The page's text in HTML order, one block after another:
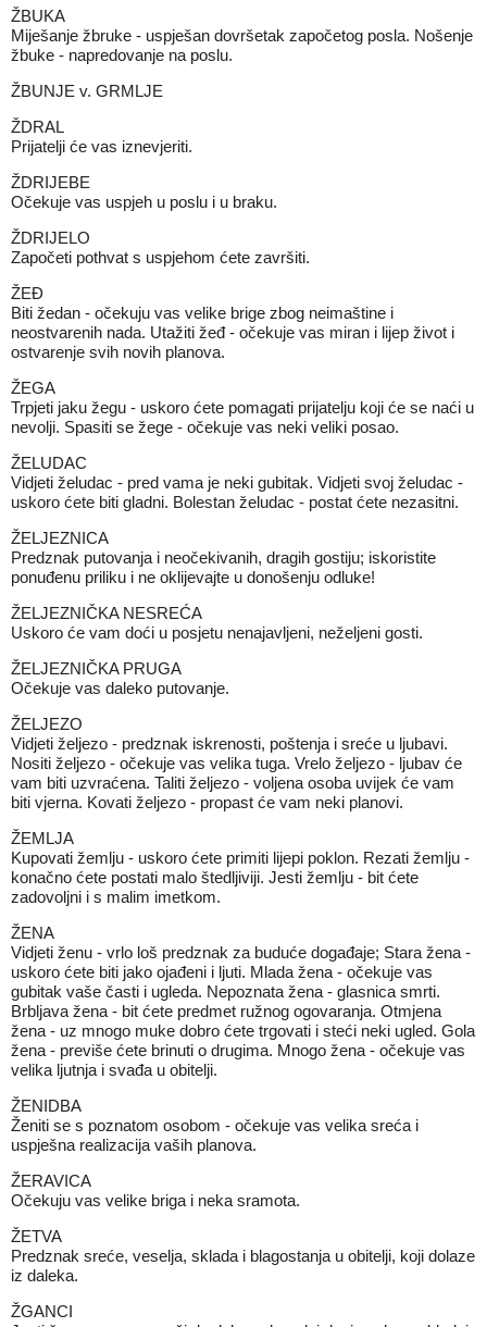
ŽBUKA
Miješanje žbruke - uspješan dovršetak započetog posla. Nošenje
žbuke - napredovanje na poslu.
ŽBUNJE v. GRMLJE
ŽDRAL
Prijatelji će vas iznevjeriti.
ŽDRIJEBE
Očekuje vas uspjeh u poslu i u braku.
ŽDRIJELO
Započeti pothvat s uspjehom ćete završiti.
ŽEĐ
Biti žedan - očekuju vas velike brige zbog neimaštine i
neostvarenih nada. Utažiti žeđ - očekuje vas miran i lijep život i
ostvarenje svih novih planova.
ŽEGA
Trpjeti jaku žegu - uskoro ćete pomagati prijatelju koji će se naći u
nevolji. Spasiti se žege - očekuje vas neki veliki posao.
ŽELUDAC
Vidjeti želudac - pred vama je neki gubitak. Vidjeti svoj želudac -
uskoro ćete biti gladni. Bolestan želudac - postat ćete nezasitni.
ŽELJEZNICA
Predznak putovanja i neočekivanih, dragih gostiju; iskoristite
ponuđenu priliku i ne oklijevajte u donošenju odluke!
ŽELJEZNIČKA NESREĆA
Uskoro će vam doći u posjetu nenajavljeni, neželjeni gosti.
ŽELJEZNIČKA PRUGA
Očekuje vas daleko putovanje.
ŽELJEZO
Vidjeti željezo - predznak iskrenosti, poštenja i sreće u ljubavi.
Nositi željezo - očekuje vas velika tuga. Vrelo željezo - ljubav će
vam biti uzvraćena. Taliti željezo - voljena osoba uvijek će vam
biti vjerna. Kovati željezo - propast će vam neki planovi.
ŽEMLJA
Kupovati žemlju - uskoro ćete primiti lijepi poklon. Rezati žemlju -
konačno ćete postati malo štedljiviji. Jesti žemlju - bit ćete
zadovoljni i s malim imetkom.
ŽENA
Vidjeti ženu - vrlo loš predznak za buduće događaje; Stara žena -
uskoro ćete biti jako ojađeni i ljuti. Mlada žena - očekuje vas
gubitak vaše časti i ugleda. Nepoznata žena - glasnica smrti.
Brbljava žena - bit ćete predmet ružnog ogovaranja. Otmjena
žena - uz mnogo muke dobro ćete trgovati i steći neki ugled. Gola
žena - previše ćete brinuti o drugima. Mnogo žena - očekuje vas
velika ljutnja i svađa u obitelji.
ŽENIDBA
Ženiti se s poznatom osobom - očekuje vas velika sreća i
uspješna realizacija vaših planova.
ŽERAVICA
Očekuju vas velike briga i neka sramota.
ŽETVA
Predznak sreće, veselja, sklada i blagostanja u obitelji, koji dolaze
iz daleka.
ŽGANCI